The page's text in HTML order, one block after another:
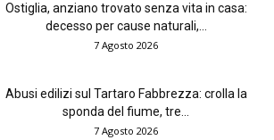
Ostiglia, anziano trovato senza vita in casa:
decesso per cause naturali,...
7 Agosto 2026
Abusi edilizi sul Tartaro Fabbrezza: crolla la
sponda del fiume, tre...
7 Agosto 2026